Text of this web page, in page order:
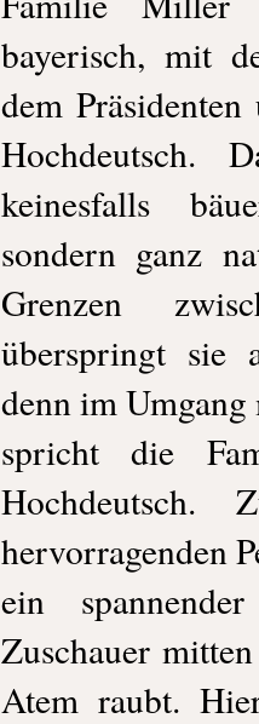
bayerisch, mit
dem
Hochdeutsch.
keinesfalls
sondern ganz
Grenzen
überspringt sie
denn im
spricht die
Hochdeutsch.
hervorragenden
ein
Zuschauer
Atem raubt.